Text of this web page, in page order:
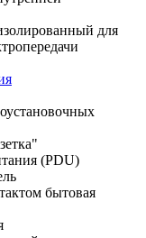
для
(PDU)
бытовая